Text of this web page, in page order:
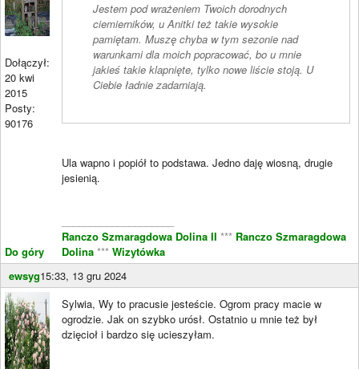
Dołączył:
20 kwi
2015
Posty:
90176
Do góry
Jestem pod wrażeniem Twoich dorodnych
ciemierników, u Anitki też takie wysokie
pamiętam. Muszę chyba w tym sezonie nad
warunkami dla moich popracować, bo u mnie
jakieś takie klapnięte, tylko nowe liście stoją. U
Ciebie ładnie zadarniają.
Ula wapno i popiół to podstawa. Jedno daję wiosną, drugie
jesienią.
Ranczo Szmaragdowa Dolina II *** Ranczo Szmaragdowa
Dolina *** Wizytówka
ewsyg15:33, 13 gru 2024
Sylwia, Wy to pracusie jesteście. Ogrom pracy macie w
ogrodzie. Jak on szybko urósł. Ostatnio u mnie też był
dzięcioł i bardzo się ucieszyłam.